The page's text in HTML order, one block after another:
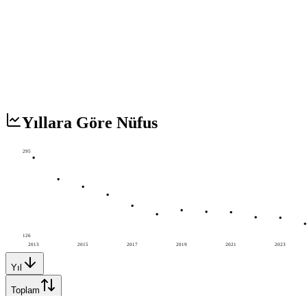
Yıllara Göre Nüfus
2013 2015 2017 2019 2021 2023
295
126
Yıl
Toplam